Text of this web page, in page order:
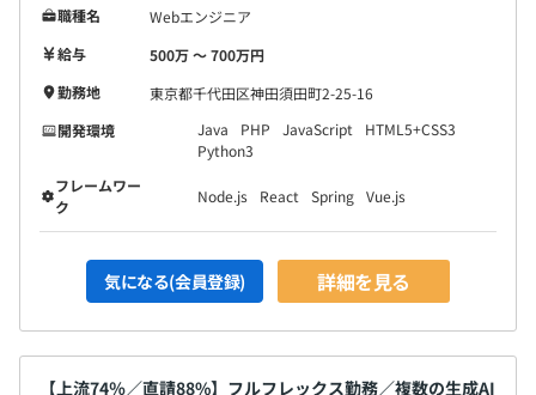
共有をおこなっています。
MTGで時間を消費しないよう、なるべくチャットやプロ
ジェクト管理サービス上でコミュニケーションを実施した
り、落ち着いているプロジェクトについては必要に応じて
打ち合わせを設定しています。
なるべく自由に意見がいえる雰囲気になるよう、心がけて
います。
環境：AWS、GCP、Salesforce、Heroku
言語：JavaScript（React.js、Vue.js）、Node.js、Java、
Python、Go、PHP
DB：PostgreSQL、MySQL、Redis、MongoDB
バージョン管理：Git
職種名
Webエンジニア
給与
500万 〜 700万円
勤務地
東京都千代田区神田須田町2-25-16
開発環境
Java PHP JavaScript
HTML5+CSS3
Python3
フレームワー
ク
Node.js React Spring Vue.js
気になる(会員登録) 詳細を見る
【上流74％／直請88%】フルフレックス勤務／複数の生成AI